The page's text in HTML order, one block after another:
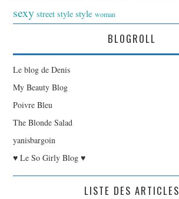
sexy street style style woman
BLOGROLL
Le blog de Denis
My Beauty Blog
Poivre Bleu
The Blonde Salad
yanisbargoin
♥ Le So Girly Blog ♥
LISTE DES ARTICLES